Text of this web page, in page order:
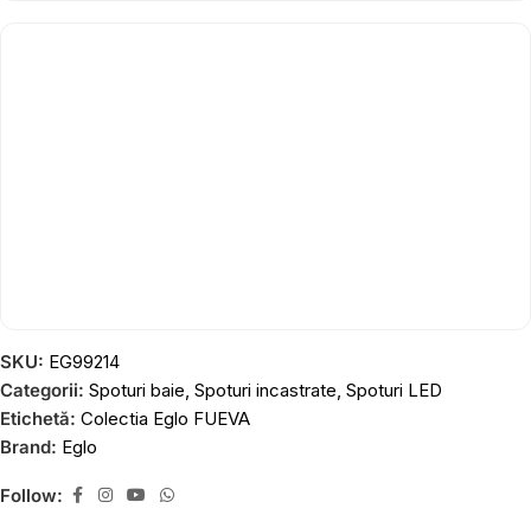
SKU: EG99214
Categorii: Spoturi baie, Spoturi incastrate, Spoturi LED
Etichetă: Colectia Eglo FUEVA
Brand: Eglo
Follow: